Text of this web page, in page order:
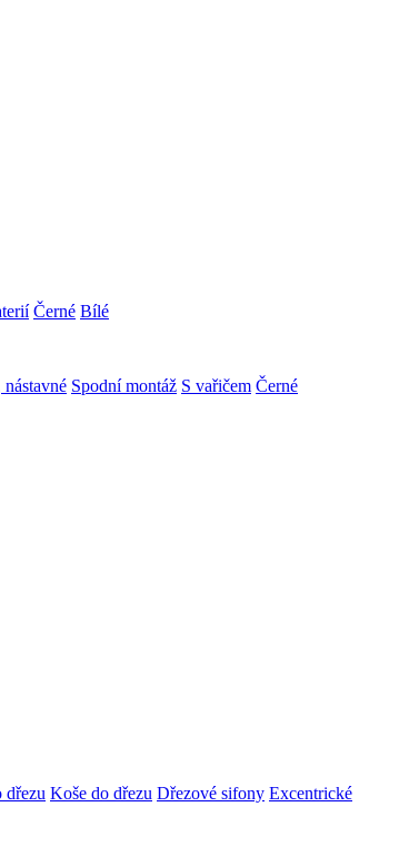
Černé Bílé
Spodní montáž S vařičem Černé
dřezu Koše do dřezu Dřezové sifony Excentrické